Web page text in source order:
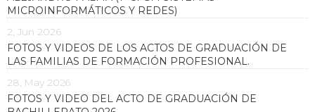
MICROINFORMÁTICOS Y REDES)
2, Jun 2026
FOTOS Y VIDEOS DE LOS ACTOS DE GRADUACIÓN DE
LAS FAMILIAS DE FORMACIÓN PROFESIONAL.
28, May 2026
FOTOS Y VIDEO DEL ACTO DE GRADUACIÓN DE